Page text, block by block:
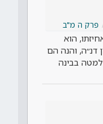
פרק ה מ"ב
הוא
דנ״ה, והנה הם
בבינה